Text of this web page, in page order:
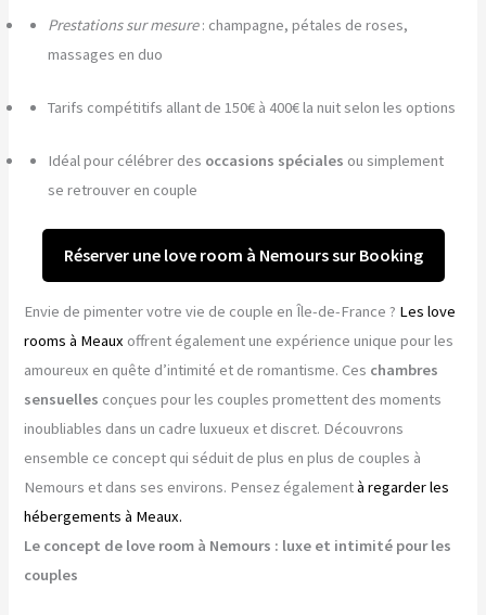
Prestations sur mesure: champagne, pétales de roses,
massages en duo
Tarifs compétitifs allant de 150€ à 400€ la nuit selon les options
Idéal pour célébrer des occasions spéciales ou simplement
se retrouver en couple
Réserver une love room à Nemours sur Booking
Envie de pimenter votre vie de couple en Île-de-France ? Les love
rooms à Meaux offrent également une expérience unique pour les
amoureux en quête d’intimité et de romantisme. Ces chambres
sensuelles conçues pour les couples promettent des moments
inoubliables dans un cadre luxueux et discret. Découvrons
ensemble ce concept qui séduit de plus en plus de couples à
Nemours et dans ses environs. Pensez égalementà regarder les
hébergements à Meaux.
Le concept de love room à Nemours : luxe et intimité pour les
couples